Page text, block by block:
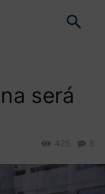
será
5
425